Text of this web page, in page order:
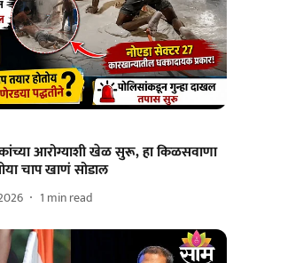
आरोग्याशी खेळ सुरू, हा किळसवाणा
चाप खाणं सोडाल
1 min read